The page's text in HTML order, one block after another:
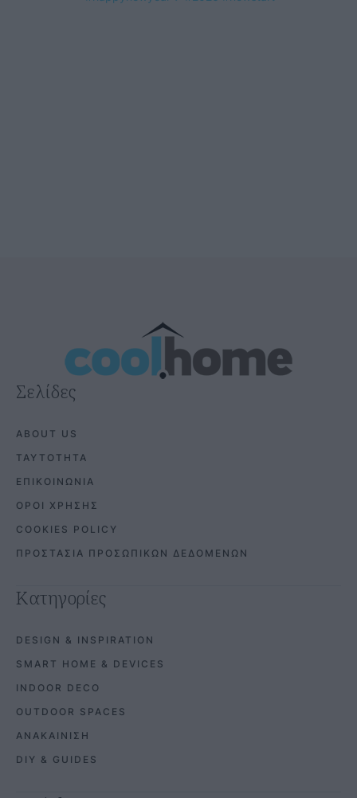
Σελίδες
ABOUT US
ΤΑΥΤΟΤΗΤΑ
ΕΠΙΚΟΙΝΩΝΙΑ
ΟΡΟΙ ΧΡΗΣΗΣ
COOKIES POLICY
ΠΡΟΣΤΑΣΙΑ ΠΡΟΣΩΠΙΚΩΝ ΔΕΔΟΜΕΝΩΝ
Κατηγορίες
DESIGN & INSPIRATION
SMART HOME & DEVICES
INDOOR DECO
OUTDOOR SPACES
ΑΝΑΚΑΙΝΙΣΗ
DIY & GUIDES